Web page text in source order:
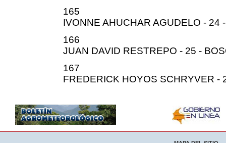
165
IVONNE AHUCHAR AGUDELO - 24
166
JUAN DAVID RESTREPO - 25 -
167
FREDERICK HOYOS SCHRYVER -